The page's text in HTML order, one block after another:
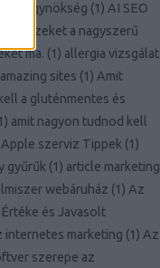
seo ügynökség (1) AI SEO
ezeket a nagyszerű
ma. (1) allergia vizsgálat
amazing sites (1) Amit
a gluténmentes és
) amit nagyon tudnod kell
Apple szerviz Tippek (1)
gyűrűk (1) article marketing
webáruház (1) Az
és Javasolt
internetes marketing (1) Az
szerepe az